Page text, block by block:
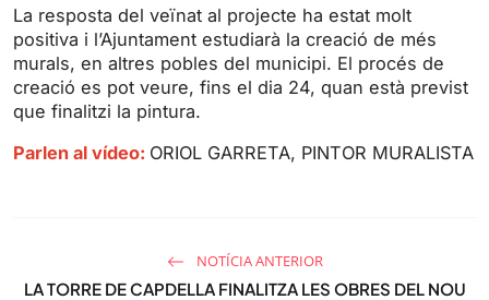
La resposta del veïnat al projecte ha estat molt
positiva i l’Ajuntament estudiarà la creació de més
murals, en altres pobles del municipi. El procés de
creació es pot veure, fins el dia 24, quan està previst
que finalitzi la pintura.
Parlen al vídeo: ORIOL GARRETA, PINTOR MURALISTA
NOTÍCIA ANTERIOR
LA TORRE DE CAPDELLA FINALITZA LES OBRES DEL NOU